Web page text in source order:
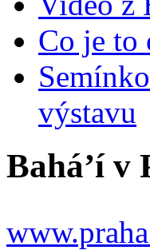
Co je to
výstavu
Bahá’í v